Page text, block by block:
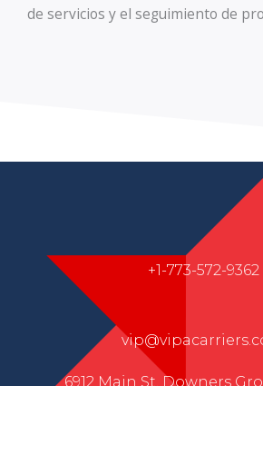
de servicios y el seguimiento de
+1-773-572-9362
6912 Main St, Downers